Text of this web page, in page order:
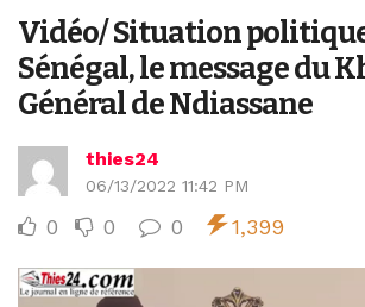
Vidéo/ Situation
Sénégal, le message du
Général de Ndiassane
thies24
06/13/2022 11:42 PM
0 0 0 1,399